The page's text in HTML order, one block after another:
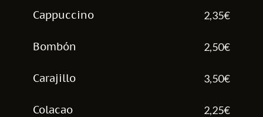
Cappuccino 2,35€
Bombón 2,50€
Carajillo 3,50€
Colacao 2,25€